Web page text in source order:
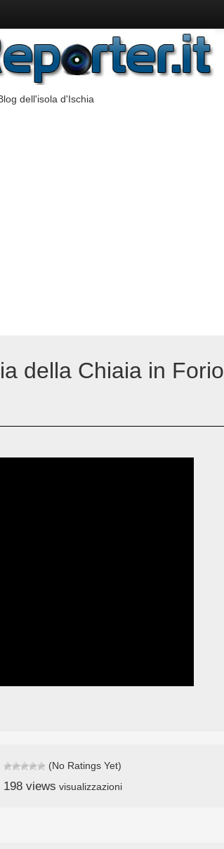
dell'isola d'Ischia
della Chiaia in Forio
(No Ratings Yet)
198 views visualizzazioni